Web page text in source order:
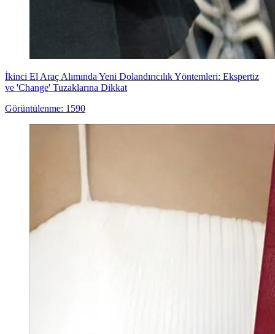
İkinci El Araç Alımında Yeni Dolandırıcılık Yöntemleri: Ekspertiz
ve 'Change' Tuzaklarına Dikkat
Görüntülenme: 1590